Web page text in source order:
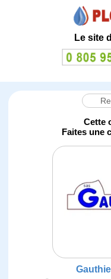
Le site
Cette
Faites une